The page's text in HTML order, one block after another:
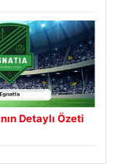
Detaylı Özeti